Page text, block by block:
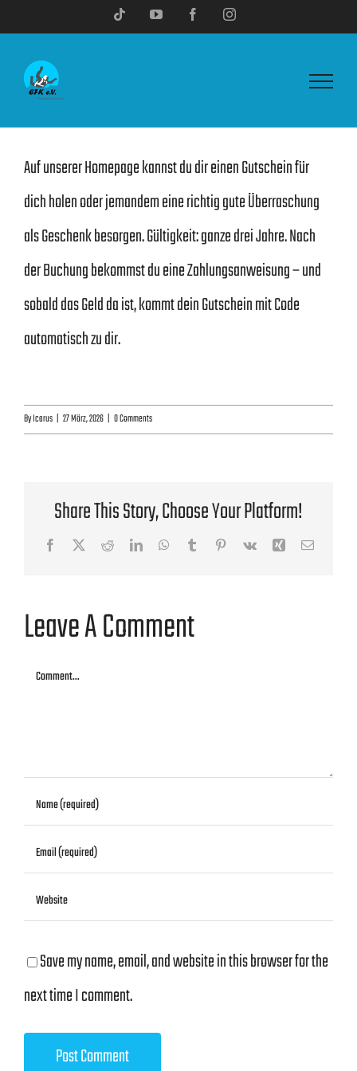
content
Tiktok YouTube FacebookInstagram
Auf unserer Homepage kannst du dir einen Gutschein für
dich holen oder jemandem eine richtig gute Überraschung
als Geschenk besorgen. Gültigkeit: ganze drei Jahre. Nach
der Buchung bekommst du eine Zahlungsanweisung – und
sobald das Geld da ist, kommt dein Gutschein mit Code
automatisch zu dir.
ByIcarus | 27 März, 2026 | 0 Comments
Share This Story, Choose Your Platform!
Facebook
X RedditLinkedInWhatsApp
TumblrPinterest
Vk Xing Email
Leave A Comment
Comment
Save my name, email, and website in this browser for the
next time I comment.